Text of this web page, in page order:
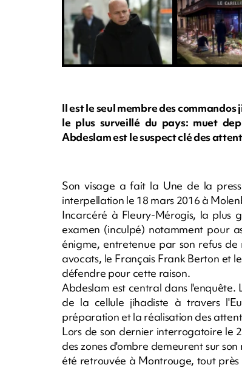
Il est le seul membre des
le plus surveillé du pays: muet
Abdeslam est le suspect clé des
Son visage a fait la Une de la
interpellation le 18 mars 2016 à
Incarcéré à Fleury-Mérogis, la plus
examen (inculpé) notamment pour
énigme, entretenue par son refus
avocats, le Français Frank Berton et
défendre pour cette raison.
Abdeslam est central dans l'enquête.
de la cellule jihadiste à travers
préparation et la réalisation des
Lors de son dernier interrogatoire le
des zones d'ombre demeurent sur
été retrouvée à Montrouge, tout